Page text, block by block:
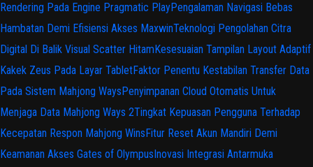
Rendering Pada Engine Pragmatic PlayPengalaman Navigasi Bebas
Hambatan Demi Efisiensi Akses MaxwinTeknologi Pengolahan Citra
Digital Di Balik Visual Scatter HitamKesesuaian Tampilan Layout Adaptif
Kakek Zeus Pada Layar TabletFaktor Penentu Kestabilan Transfer Data
Pada Sistem Mahjong WaysPenyimpanan Cloud Otomatis Untuk
Menjaga Data Mahjong Ways 2Tingkat Kepuasan Pengguna Terhadap
Kecepatan Respon Mahjong WinsFitur Reset Akun Mandiri Demi
Keamanan Akses Gates of OlympusInovasi Integrasi Antarmuka